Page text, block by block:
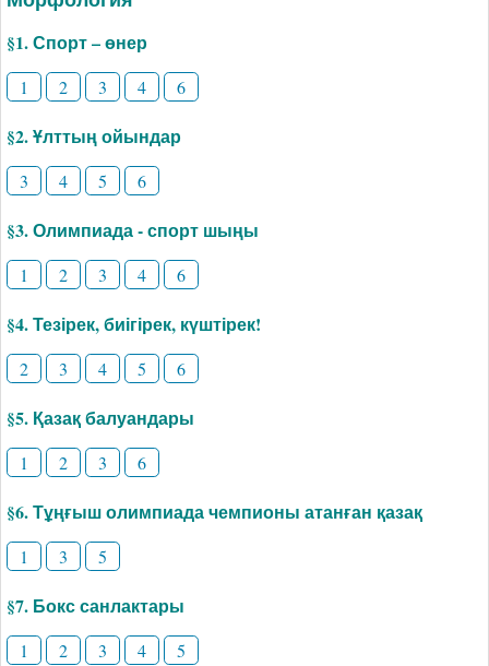
§1. Спорт – өнер
1 2 3 4 6
§2. Ұлттың ойындар
3 4 5 6
§3. Олимпиада - спорт шыңы
1 2 3 4 6
§4. Тезірек, биігірек, күштірек!
2 3 4 5 6
§5. Қазақ балуандары
1 2 3 6
§6. Тұңғыш олимпиада чемпионы атанған қазақ
1 3 5
§7. Бокс санлактары
1 2 3 4 5